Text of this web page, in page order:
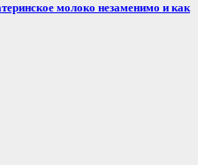
молоко незаменимо и как